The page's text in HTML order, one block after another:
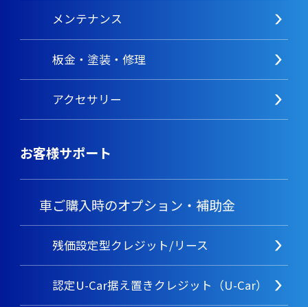
メンテナンス
板金・塗装・修理
アクセサリー
お客様サポート
車ご購入時のオプション・補助金
残価設定型クレジット/リース
認定U-Car据え置きクレジット（U-Car）